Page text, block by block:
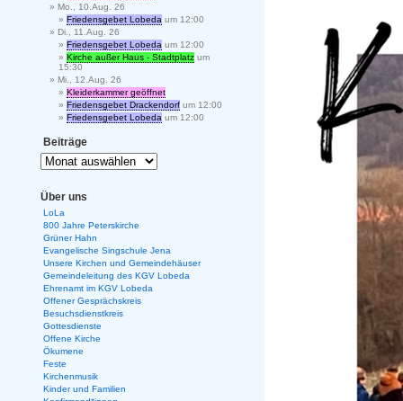
Mo., 10.Aug. 26
Friedensgebet Lobeda um 12:00
Di., 11.Aug. 26
Friedensgebet Lobeda um 12:00
Kirche außer Haus - Stadtplatz um
15:30
Mi., 12.Aug. 26
Kleiderkammer geöffnet
Friedensgebet Drackendorf um 12:00
Friedensgebet Lobeda um 12:00
Beiträge
Über uns
LoLa
800 Jahre Peterskirche
Grüner Hahn
Evangelische Singschule Jena
Unsere Kirchen und Gemeindehäuser
Gemeindeleitung des KGV Lobeda
Ehrenamt im KGV Lobeda
Offener Gesprächskreis
Besuchsdienstkreis
Gottesdienste
Offene Kirche
Ökumene
Feste
Kirchenmusik
Kinder und Familien